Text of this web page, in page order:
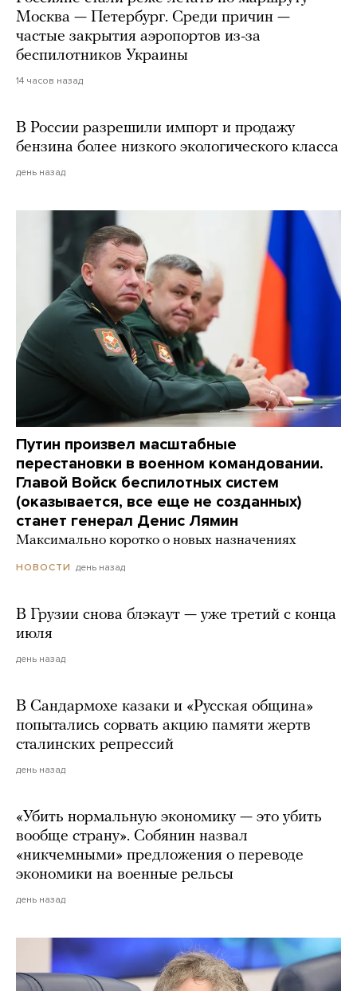
Москва — Петербург. Среди причин —
частые закрытия аэропортов из-за
беспилотников Украины
14 часов назад
В России разрешили импорт и продажу
бензина более низкого экологического класса
день назад
Путин произвел масштабные
перестановки в военном командовании.
Главой Войск беспилотных систем
(оказывается, все еще не созданных)
станет генерал Денис Лямин
Максимально коротко о новых назначениях
НОВОСТИ день назад
В Грузии снова блэкаут — уже третий с конца
июля
день назад
В Сандармохе казаки и «Русская община»
попытались сорвать акцию памяти жертв
сталинских репрессий
день назад
«Убить нормальную экономику — это убить
вообще страну». Собянин назвал
«никчемными» предложения о переводе
экономики на военные рельсы
день назад